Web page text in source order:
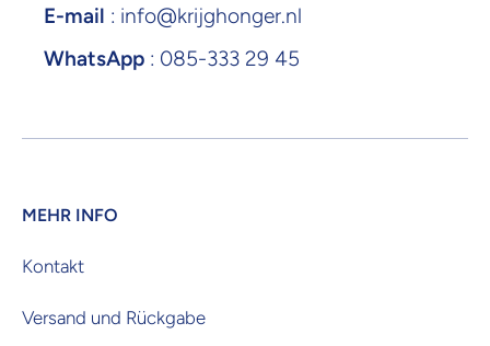
E-mail : info@krijghonger.nl
WhatsApp : 085-333 29 45
MEHR INFO
Kontakt
Versand und Rückgabe